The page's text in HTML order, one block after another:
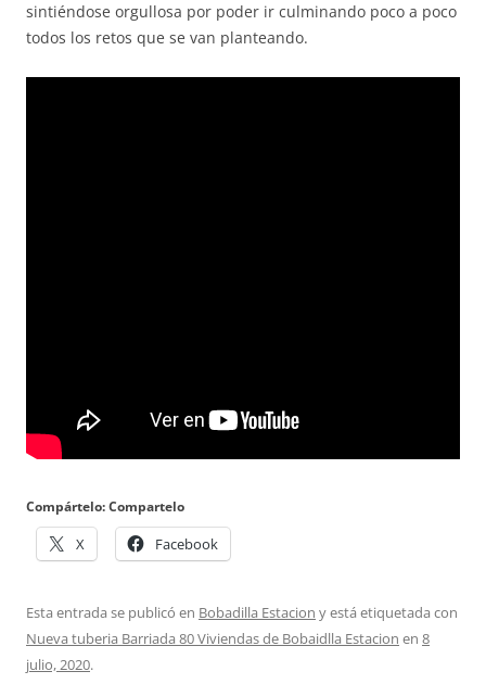
sintiéndose orgullosa por poder ir culminando poco a poco
todos los retos que se van planteando.
Compártelo: Compartelo
X Facebook
Esta entrada se publicó en Bobadilla Estacion y está etiquetada con
Nueva tuberia Barriada 80 Viviendas de Bobaidlla Estacion en 8
julio, 2020.